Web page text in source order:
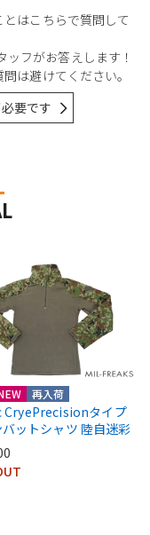
はこちらで質問して
ッフがお答えします！
は避けてください。
要です
再入荷
CryePrecisionタイプ
ットシャツ 陸自迷彩